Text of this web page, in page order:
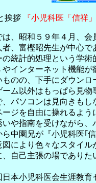
挨拶 『小児科医「信祥
、昭和５９年４月、
、富樫昭先生が中心
統計的処理という学
インターネット機能
のの、下手にダウン
ム以外はもっぱら見物
パソコンは見向きも
ジを自由に操れるよう
や指南を受けながら
中園兄が『小児科医｢
により色々なスタイ
自己主張の場であり
本小児科医会生涯教